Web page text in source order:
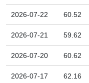
2026-07-22 60.52
2026-07-21 59.62
2026-07-20 60.62
2026-07-17 62.16